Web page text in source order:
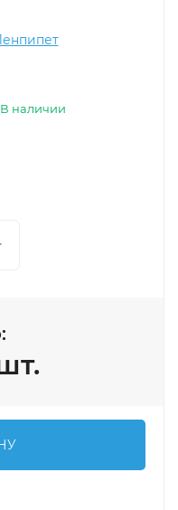
В наличии